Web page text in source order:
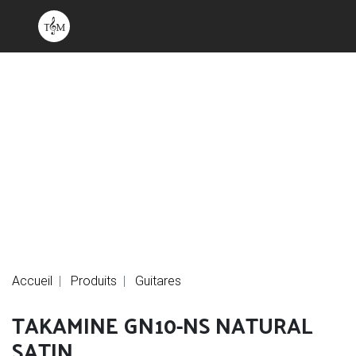
Accueil Produits Guitares
TAKAMINE GN10-NS NATURAL